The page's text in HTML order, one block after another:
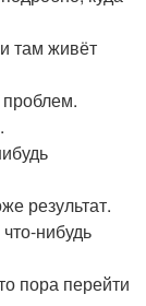
там живёт
результат.
нибудь
пора перейти